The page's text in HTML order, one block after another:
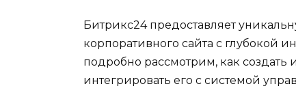
Битрикс24 предоставляет
корпоративного сайта с глубокой
подробно рассмотрим, как создать
интегрировать его с системой